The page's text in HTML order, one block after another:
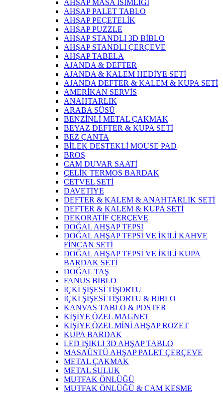
AHŞAP MASA İSİMLİĞİ
AHŞAP PALET TABLO
AHŞAP PEÇETELİK
AHŞAP PUZZLE
AHŞAP STANDLI 3D BİBLO
AHŞAP STANDLI ÇERÇEVE
AHŞAP TABELA
AJANDA & DEFTER
AJANDA & KALEM HEDİYE SETİ
AJANDA DEFTER & KALEM & KUPA SETİ
AMERİKAN SERVİS
ANAHTARLIK
ARABA SÜSÜ
BENZİNLİ METAL ÇAKMAK
BEYAZ DEFTER & KUPA SETİ
BEZ ÇANTA
BİLEK DESTEKLİ MOUSE PAD
BROŞ
CAM DUVAR SAATİ
ÇELİK TERMOS BARDAK
CETVEL SETİ
DAVETİYE
DEFTER & KALEM & ANAHTARLIK SETİ
DEFTER & KALEM & KUPA SETİ
DEKORATİF ÇERÇEVE
DOĞAL AHŞAP TEPSİ
DOĞAL AHŞAP TEPSİ VE İKİLİ KAHVE
FİNCAN SETİ
DOĞAL AHŞAP TEPSİ VE İKİLİ KUPA
BARDAK SETİ
DOĞAL TAŞ
FANUS BİBLO
İÇKİ ŞİŞESİ TİŞORTU
İÇKİ ŞİŞESİ TİŞORTU & BİBLO
KANVAS TABLO & POSTER
KİŞİYE ÖZEL MAGNET
KİŞİYE ÖZEL MİNİ AHŞAP ROZET
KUPA BARDAK
LED IŞIKLI 3D AHŞAP TABLO
MASAÜSTÜ AHŞAP PALET ÇERÇEVE
METAL ÇAKMAK
METAL SULUK
MUTFAK ÖNLÜĞÜ
MUTFAK ÖNLÜĞÜ & CAM KESME